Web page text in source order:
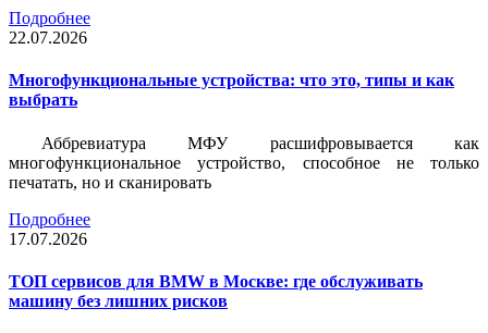
Подробнее
22.07.2026
Многофункциональные устройства: что это, типы и как
выбрать
Аббревиатура МФУ расшифровывается как
многофункциональное устройство, способное не только
печатать, но и сканировать
Подробнее
17.07.2026
ТОП сервисов для BMW в Москве: где обслуживать
машину без лишних рисков